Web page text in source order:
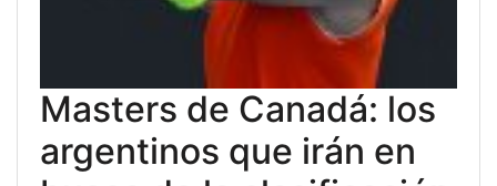
Masters de Canadá: los
argentinos que irán en